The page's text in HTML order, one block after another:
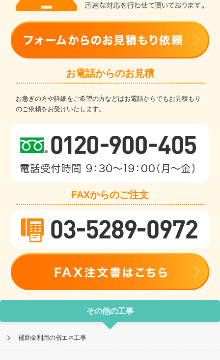
お電話からのお見積
お急ぎの方や詳細をご希望の方などはお電話からでもお見積もり
のご依頼をお受けいたします。
FAXからのご注文
その他の工事
補助金利用の省エネ工事